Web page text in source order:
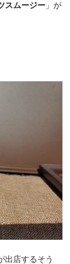
スムージー 」が
出店するそう